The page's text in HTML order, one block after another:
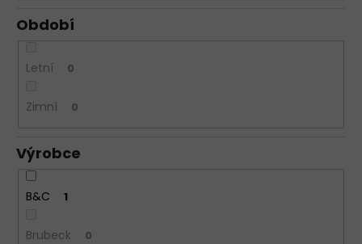
Období
Letní 0
Zimní 0
Výrobce
B&C 1
Brubeck 0